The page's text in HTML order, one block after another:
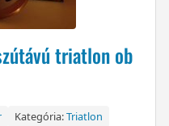
triatlon ob
Kategória:Triatlon